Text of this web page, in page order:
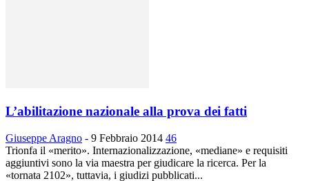
L’abilitazione nazionale alla prova dei fatti
Giuseppe Aragno - 9 Febbraio 2014 46
Trionfa il «merito». Internazionalizzazione, «mediane» e requisiti
aggiuntivi sono la via maestra per giudicare la ricerca. Per la
«tornata 2102», tuttavia, i giudizi pubblicati...